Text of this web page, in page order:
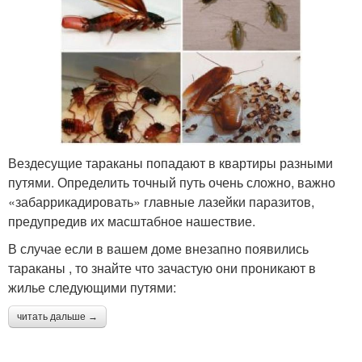
Вездесущие тараканы попадают в квартиры разными
путями. Определить точный путь очень сложно, важно
«забаррикадировать» главные лазейки паразитов,
предупредив их масштабное нашествие.
В случае если в вашем доме внезапно появились
тараканы , то знайте что зачастую они проникают в
жилье следующими путями:
читать дальше →